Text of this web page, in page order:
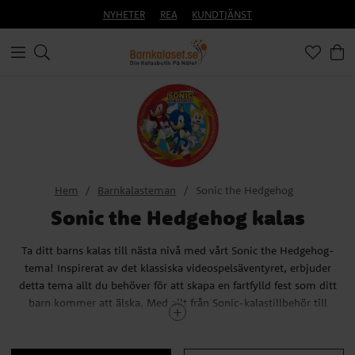
NYHETER REA KUNDTJÄNST
Hem Barnkalasteman Sonic the Hedgehog
Sonic the Hedgehog kalas
Ta ditt barns kalas till nästa nivå med vårt Sonic the Hedgehog-
tema! Inspirerat av det klassiska videospelsäventyret, erbjuder
detta tema allt du behöver för att skapa en fartfylld fest som ditt
barn kommer att älska. Med allt från Sonic-kalastillbehör till
matchande tallrikar, muggar och servetter, kan du skapa en